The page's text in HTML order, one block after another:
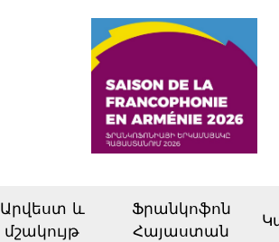
Արվեստ և
մշակույթ
Ֆրանկոֆոն
Հայաստան